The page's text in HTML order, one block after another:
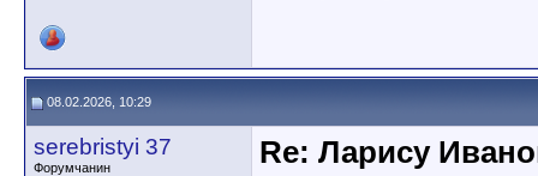
08.02.2026, 10:29
serebristyi 37
Форумчанин
Re: Ларису